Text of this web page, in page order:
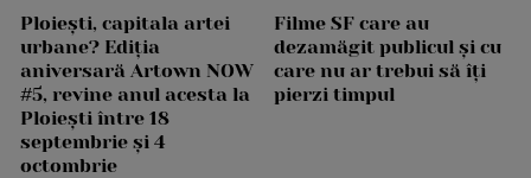
Ploiești, capitala artei
urbane? Ediția
aniversară Artown NOW
#5, revine anul acesta la
Ploiești între 18
septembrie și 4
octombrie
Filme SF care au
dezamăgit publicul și cu
care nu ar trebui să îți
pierzi timpul